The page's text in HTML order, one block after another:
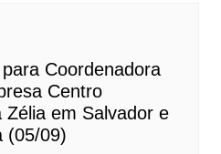
Coordenadora
Centro
Zélia em Salvador e
(05/09)